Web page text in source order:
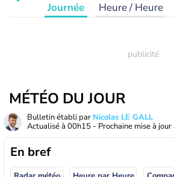
Journée Heure / Heure
MÉTÉO DU JOUR
Bulletin établi par Nicolas LE GALL
Actualisé à 00h15 - Prochaine mise à jour
En bref